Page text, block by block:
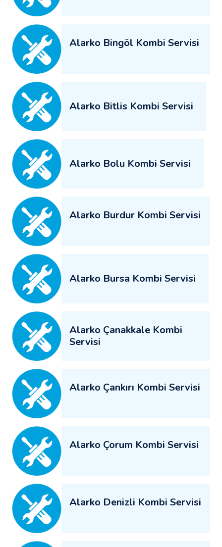
Alarko Bingöl Kombi Servisi
Alarko Bitlis Kombi Servisi
Alarko Bolu Kombi Servisi
Alarko Burdur Kombi Servisi
Alarko Bursa Kombi Servisi
Alarko Çanakkale Kombi
Servisi
Alarko Çankırı Kombi Servisi
Alarko Çorum Kombi Servisi
Alarko Denizli Kombi Servisi